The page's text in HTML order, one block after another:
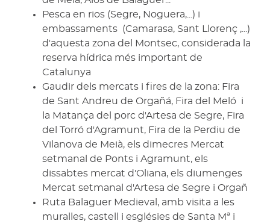
Pesca en rios (Segre, Noguera,...) i
embassaments (Camarasa, Sant Llorenç ,...)
d'aquesta zona del Montsec, considerada la
reserva hídrica més important de
Catalunya
Gaudir dels mercats i fires de la zona: Fira
de Sant Andreu de Orgañá, Fira del Meló i
la Matança del porc d'Artesa de Segre, Fira
del Torró d'Agramunt, Fira de la Perdiu de
Vilanova de Meià, els dimecres Mercat
setmanal de Ponts i Agramunt, els
dissabtes mercat d'Oliana, els diumenges
Mercat setmanal d'Artesa de Segre i Orgañ
Ruta Balaguer Medieval, amb visita a les
muralles, castell i esglésies de Santa Mª i